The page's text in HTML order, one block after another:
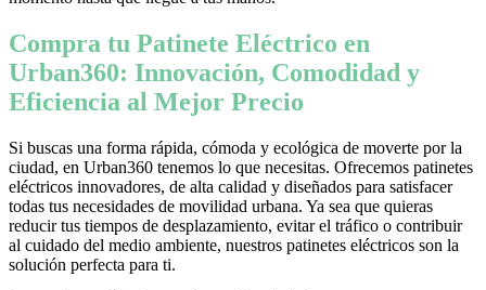
Compra tu Patinete Eléctrico en
Urban360: Innovación, Comodidad y
Eficiencia al Mejor Precio
Si buscas una forma rápida, cómoda y ecológica de moverte por la
ciudad, en Urban360 tenemos lo que necesitas. Ofrecemos patinetes
eléctricos innovadores, de alta calidad y diseñados para satisfacer
todas tus necesidades de movilidad urbana. Ya sea que quieras
reducir tus tiempos de desplazamiento, evitar el tráfico o contribuir
al cuidado del medio ambiente, nuestros patinetes eléctricos son la
solución perfecta para ti.